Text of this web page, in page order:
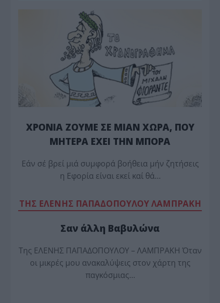
ΧΡΟΝΙΑ ΖΟΥΜΕ ΣΕ ΜΙΑΝ ΧΩΡΑ, ΠΟΥ
ΜΗΤΕΡΑ ΕΧΕΙ ΤΗΝ ΜΠΟΡΑ
Εάν σέ βρεί μιά συμφορά βοήθεια μήν ζητήσεις
η Εφορία είναι εκεί καί θά…
TΗΣ ΕΛΕΝΗΣ ΠΑΠΑΔΟΠΟΥΛΟΥ ΛΑΜΠΡΑΚΗ
Σαν άλλη Βαβυλώνα
Της ΕΛΕΝΗΣ ΠΑΠΑΔΟΠΟΥΛΟΥ – ΛΑΜΠΡΑΚΗ Όταν
οι μικρές μου ανακαλύψεις στον χάρτη της
παγκόσμιας…